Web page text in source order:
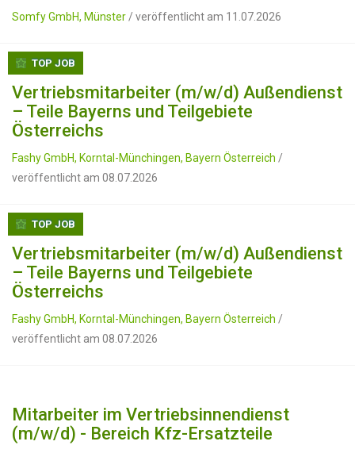
Somfy GmbH, Münster / veröffentlicht am 11.07.2026
Vertriebsmitarbeiter (m/w/d) Außendienst
– Teile Bayerns und Teilgebiete
Österreichs
Fashy GmbH, Korntal-Münchingen, Bayern Österreich /
veröffentlicht am 08.07.2026
TOP JOB
Vertriebsmitarbeiter (m/w/d) Außendienst
– Teile Bayerns und Teilgebiete
Österreichs
Fashy GmbH, Korntal-Münchingen, Bayern Österreich /
veröffentlicht am 08.07.2026
TOP JOB
Mitarbeiter im Vertriebsinnendienst
(m/w/d) - Bereich Kfz-Ersatzteile